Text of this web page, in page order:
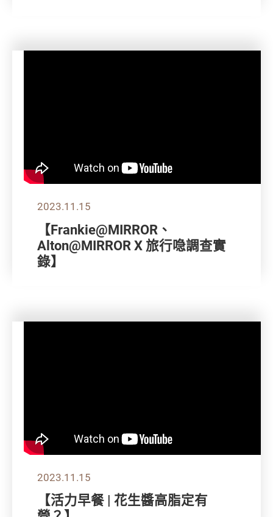
2023.11.15
【Frankie@MIRROR、
Alton@MIRROR X 旅行喼調查實
錄】
2023.11.15
【活力早餐 | 花生醬高脂定有